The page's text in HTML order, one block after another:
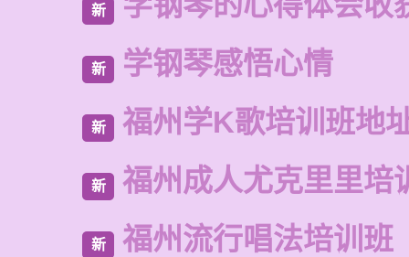
新
新 学钢琴感悟心情
新 福州学K歌培训班地
新 福州成人尤克里里培
新 福州流行唱法培训班